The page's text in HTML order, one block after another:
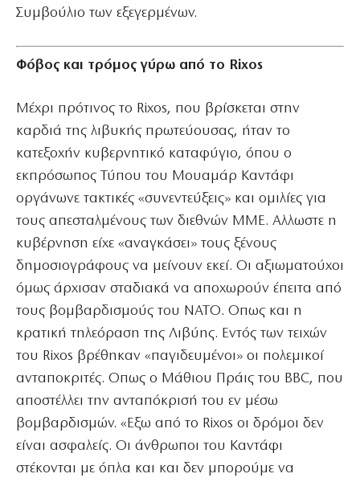
Συμβούλιο των εξεγερμένων.
Φόβος και τρόμος γύρω από το Rixos
Μέχρι πρότινος το Rixos, που βρίσκεται στην
καρδιά της λιβυκής πρωτεύουσας, ήταν το
κατεξοχήν κυβερνητικό καταφύγιο, όπου ο
εκπρόσωπος Τύπου του Μουαμάρ Καντάφι
οργάνωνε τακτικές «συνεντεύξεις» και ομιλίες για
τους απεσταλμένους των διεθνών ΜΜΕ. Αλλωστε η
κυβέρνηση είχε «αναγκάσει» τους ξένους
δημοσιογράφους να μείνουν εκεί. Οι αξιωματούχοι
όμως άρχισαν σταδιακά να αποχωρούν έπειτα από
τους βομβαρδισμούς του ΝΑΤΟ. Οπως και η
κρατική τηλεόραση της Λιβύης. Εντός των τειχών
του Rixos βρέθηκαν «παγιδευμένοι» οι πολεμικοί
ανταποκριτές. Οπως ο Μάθιου Πράις του BBC, που
αποστέλλει την ανταπόκρισή του εν μέσω
βομβαρδισμών. «Εξω από το Rixos οι δρόμοι δεν
είναι ασφαλείς. Οι άνθρωποι του Καντάφι
στέκονται με όπλα και και δεν μπορούμε να